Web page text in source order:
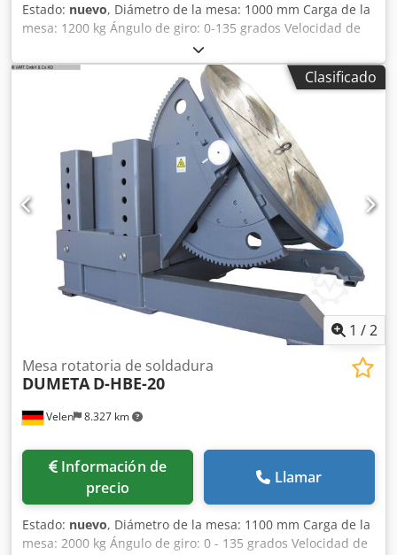
Estado: nuevo, Diámetro de la mesa: 1000 mm Carga de la
mesa: 1200 kg Ángulo de giro: 0-135 grados Velocidad de
rotación: 0,1-1,0 rpm Ajuste de altura: 1000-1450 mm Par
en la mesa giratoria: 2000 Nm Potencia del motor: 0,75 /
0,55 kW Corriente de soldadura: 500 amperios - Ajuste de
altura manual. Dsdpfx Amjfv Ayrs Ajck - Transmisión
autoblocante, lo que minimiza el juego y el retroceso en
caso de carga excéntrica. - Componentes electrónicos de
Schneider, Siemens y Delta. - Velocidad continua y
regulada por frecuencia de la mesa giratoria. - Alta
estabilidad gracias a la construcción robusta. - Certificado
CE. La serie D-HBE se suministra en su versión estándar
con un mando a distancia por cable y un interruptor de
pedal. Transmisión de corriente de soldadura para un
máximo de 500 amperios.
Clasificado
1 /2
Velen 8.327 km
Mesa rotatoria de soldadura
DUMETA D-HBE-20
Información de
precio
Llamar
Estado: nuevo, Diámetro de la mesa: 1100 mm Carga de la
mesa: 2000 kg Ángulo de giro: 0 - 135 grados Velocidad de